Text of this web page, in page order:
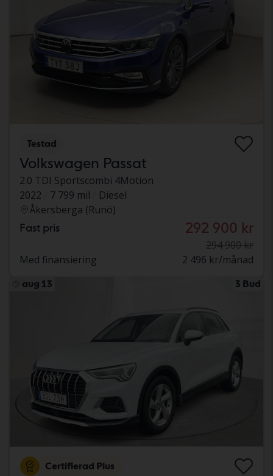
Testad
Volkswagen Passat
2.0 TDI Sportscombi 4Motion
2022
7 799 mil
Diesel
Åkersberga (Runö)
Fast pris 292 900 kr
294 900 kr
Med finansiering
2 496 kr/månad
aug 13 3 Bud
Certifierad Plus